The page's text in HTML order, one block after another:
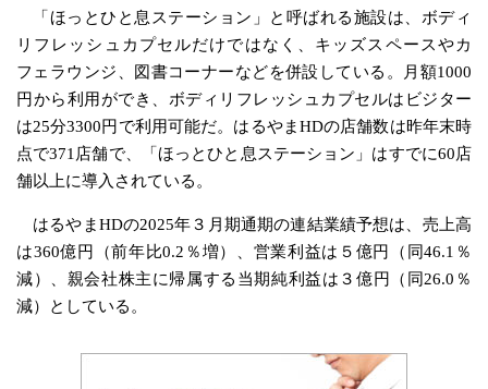
「ほっとひと息ステーション」と呼ばれる施設は、ボディ
リフレッシュカプセルだけではなく、キッズスペースやカ
フェラウンジ、図書コーナーなどを併設している。月額1000
円から利用ができ、ボディリフレッシュカプセルはビジター
は25分3300円で利用可能だ。はるやまHDの店舗数は昨年末時
点で371店舗で、「ほっとひと息ステーション」はすでに60店
舗以上に導入されている。
はるやまHDの2025年３月期通期の連結業績予想は、売上高
は360億円（前年比0.2％増）、営業利益は５億円（同46.1％
減）、親会社株主に帰属する当期純利益は３億円（同26.0％
減）としている。